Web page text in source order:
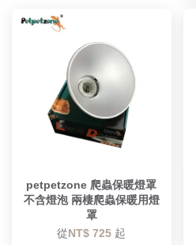
petpetzone 爬蟲保暖燈罩
不含燈泡 兩棲爬蟲保暖用燈
罩
從NT$ 725 起